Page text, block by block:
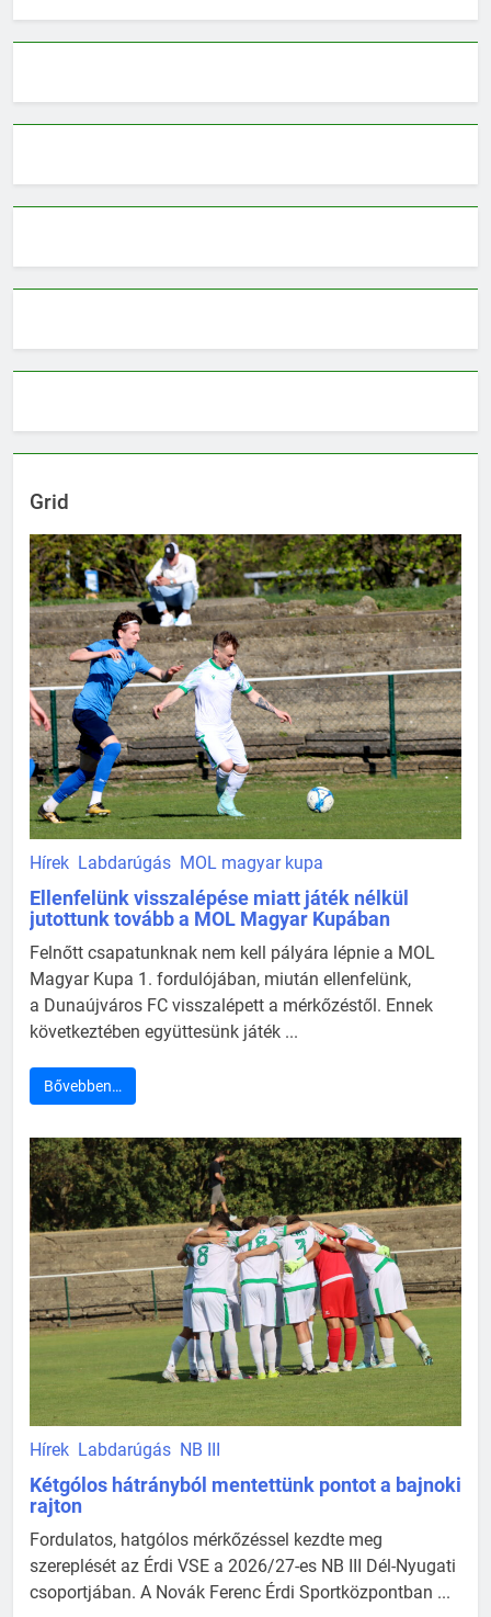
Grid
Hírek Labdarúgás MOL magyar kupa
Ellenfelünk visszalépése miatt játék nélkül
jutottunk tovább a MOL Magyar Kupában
Felnőtt csapatunknak nem kell pályára lépnie a MOL
Magyar Kupa 1. fordulójában, miután ellenfelünk,
a Dunaújváros FC visszalépett a mérkőzéstől. Ennek
következtében együttesünk játék ...
Bővebben…
Hírek Labdarúgás NB III
Kétgólos hátrányból mentettünk pontot a bajnoki
rajton
Fordulatos, hatgólos mérkőzéssel kezdte meg
szereplését az Érdi VSE a 2026/27-es NB III Dél-Nyugati
csoportjában. A Novák Ferenc Érdi Sportközpontban ...